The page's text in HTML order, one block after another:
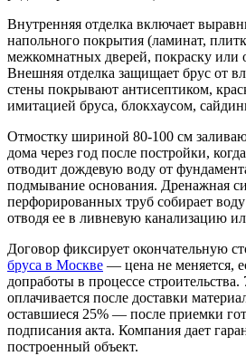
Внутренняя отделка включает
напольного покрытия (ламинат,
межкомнатных дверей, покраску или
Внешняя отделка защищает брус от
стены покрывают антисептиком,
имитацией бруса, блокхаусом,
Отмостку шириной 80-100 см
дома через год после постройки,
отводит дождевую воду от
подмывание основания. Дренажная
перфорированных труб собирает
отводя ее в ливневую канализацию
Договор фиксирует окончательную
бруса в Москве — цена не меняется,
допработы в процессе
оплачивается после доставки
оставшиеся 25% — после приемки
подписания акта. Компания дает
построенный объект.